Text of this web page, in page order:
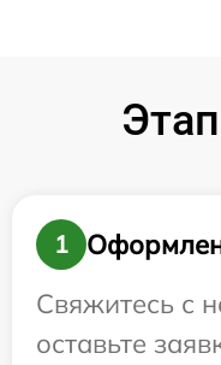
1
Свяжитесь с
оставьте